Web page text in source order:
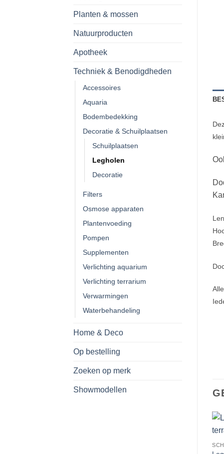
Planten & mossen
Natuurproducten
Apotheek
Techniek & Benodigdheden
Accessoires
Aquaria
Bodembedekking
Decoratie & Schuilplaatsen
Schuilplaatsen
Legholen
Decoratie
Filters
Osmose apparaten
Plantenvoeding
Pompen
Supplementen
Verlichting aquarium
Verlichting terrarium
Verwarmingen
Waterbehandeling
Home & Deco
Op bestelling
Zoeken op merk
Showmodellen